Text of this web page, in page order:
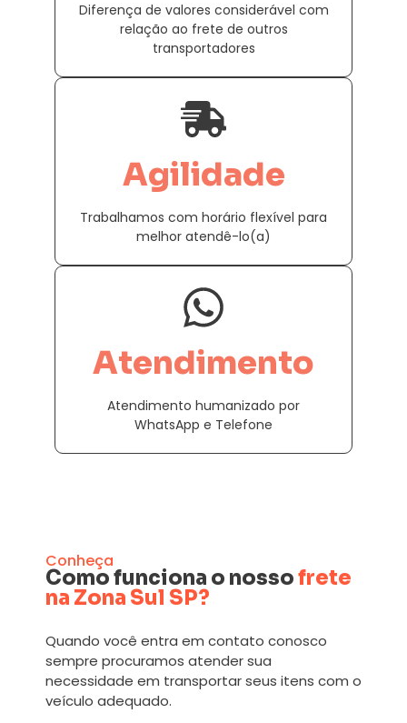
Diferença de valores considerável com
relação ao frete de outros
transportadores
Agilidade
Trabalhamos com horário flexível para
melhor atendê-lo(a)
Atendimento
Atendimento humanizado por
WhatsApp e Telefone
Conheça
Como funciona o nossofrete
na Zona Sul SP?
Quando você entra em contato conosco
sempre procuramos atender sua
necessidade em transportar seus itens com o
veículo adequado.